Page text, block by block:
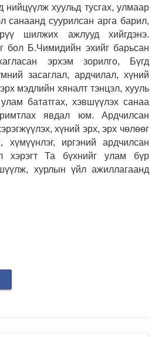
нийцүүлж хуульд тусгах, улмаар
санаанд суурилсан арга барил,
шилжих ажлууд хийгдэнэ.
бол Б.Чимидийн эхийг барьсан
эрхэм зорилго, Бүгд
засаглал, ардчилал, хүний
мэдлийн хяналт тэнцэл, хууль
бататгах, хэвшүүлэх санаа
явдал юм. Ардчилсан
хүний эрх, эрх чөлөөг
хүмүүнлэг, иргэний ардчилсан
хэрэгт Та бүхнийг улам бүр
хурлын үйл ажиллагаанд